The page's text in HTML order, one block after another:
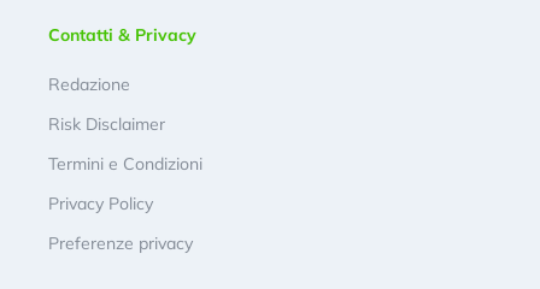
Contatti & Privacy
Redazione
Risk Disclaimer
Termini e Condizioni
Privacy Policy
Preferenze privacy